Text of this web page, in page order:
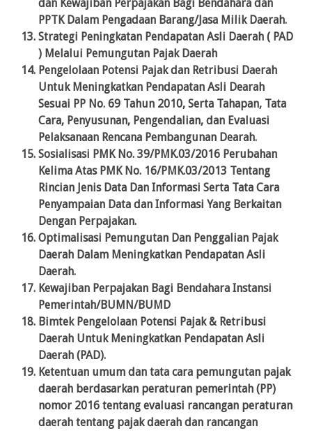
dan Kewajiban Perpajakan Bagi Bendahara dan
PPTK Dalam Pengadaan Barang/Jasa Milik Daerah.
Strategi Peningkatan Pendapatan Asli Daerah ( PAD
) Melalui Pemungutan Pajak Daerah
Pengelolaan Potensi Pajak dan Retribusi Daerah
Untuk Meningkatkan Pendapatan Asli Dearah
Sesuai PP No. 69 Tahun 2010, Serta Tahapan, Tata
Cara, Penyusunan, Pengendalian, dan Evaluasi
Pelaksanaan Rencana Pembangunan Dearah.
Sosialisasi PMK No. 39/PMK.03/2016 Perubahan
Kelima Atas PMK No. 16/PMK.03/2013 Tentang
Rincian Jenis Data Dan Informasi Serta Tata Cara
Penyampaian Data dan Informasi Yang Berkaitan
Dengan Perpajakan.
Optimalisasi Pemungutan Dan Penggalian Pajak
Daerah Dalam Meningkatkan Pendapatan Asli
Daerah.
Kewajiban Perpajakan Bagi Bendahara Instansi
Pemerintah/BUMN/BUMD
Bimtek Pengelolaan Potensi Pajak & Retribusi
Daerah Untuk Meningkatkan Pendapatan Asli
Daerah (PAD).
Ketentuan umum dan tata cara pemungutan pajak
daerah berdasarkan peraturan pemerintah (PP)
nomor 2016 tentang evaluasi rancangan peraturan
daerah tentang pajak daerah dan rancangan